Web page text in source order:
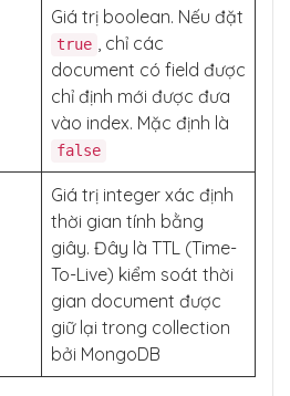
Giá trị boolean. Nếu đặt
true , chỉ các
document có field được
chỉ định mới được đưa
vào index. Mặc định là
false
Giá trị integer xác định
thời gian tính bằng
giây. Đây là TTL (Time-
To-Live) kiểm soát thời
gian document được
giữ lại trong collection
bởi MongoDB